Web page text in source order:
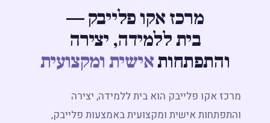
הופעות
מוצרים
מפגש חשיפה ←
מרכז אקו פלייבק —
בית ללמידה, יצירה
והתפתחותאישית ומקצועית
מרכז אקו פלייבק הוא בית ללמידה, יצירה
והתפתחות אישית ומקצועית באמצעות פלייבק,